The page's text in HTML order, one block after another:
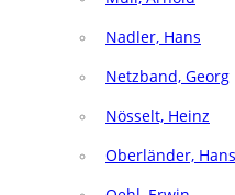
Nadler, Hans
Netzband, Georg
Nösselt, Heinz
Oberländer,